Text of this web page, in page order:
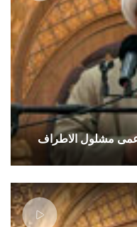
مشلول الاطراف